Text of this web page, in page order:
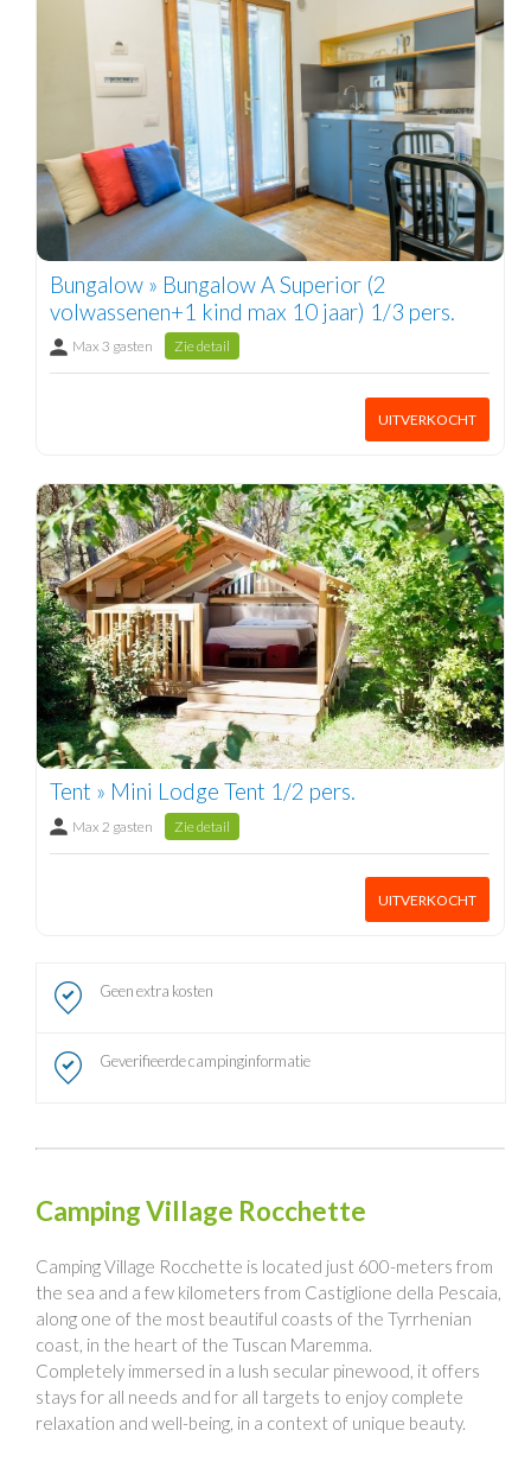
Bungalow » Bungalow A Superior (2
volwassenen+1 kind max 10 jaar) 1/3 pers.
Max 3 gasten Zie detail
UITVERKOCHT
Tent » Mini Lodge Tent 1/2 pers.
Max 2 gasten Zie detail
UITVERKOCHT
Geen extra kosten
Geverifieerde campinginformatie
Camping Village Rocchette
Camping Village Rocchette is located just 600-meters from
the sea and a few kilometers from Castiglione della Pescaia,
along one of the most beautiful coasts of the Tyrrhenian
coast, in the heart of the Tuscan Maremma.
Completely immersed in a lush secular pinewood, it offers
stays for all needs and for all targets to enjoy complete
relaxation and well-being, in a context of unique beauty.